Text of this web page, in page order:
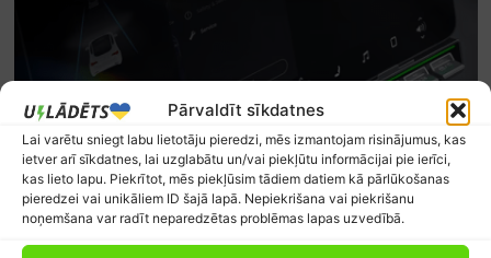
Pārvaldīt sīkdatnes
Lai varētu sniegt labu lietotāju pieredzi, mēs izmantojam risinājumus, kas
ietver arī sīkdatnes, lai uzglabātu un/vai piekļūtu informācijai pie ierīci,
kas lieto lapu. Piekrītot, mēs piekļūsim tādiem datiem kā pārlūkošanas
pieredzei vai unikāliem ID šajā lapā. Nepiekrišana vai piekrišanu
noņemšana var radīt neparedzētas problēmas lapas uzvedībā.